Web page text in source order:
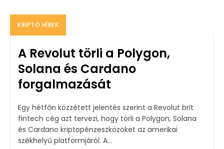
KRIPTO HÍREK
A Revolut törli a Polygon,
Solana és Cardano
forgalmazását
Egy hétfőn közzétett jelentés szerint a Revolut brit
fintech cég azt tervezi, hogy törli a Polygon, Solana
és Cardano kriptopénzeszközöket az amerikai
székhelyű platformjáról. A...